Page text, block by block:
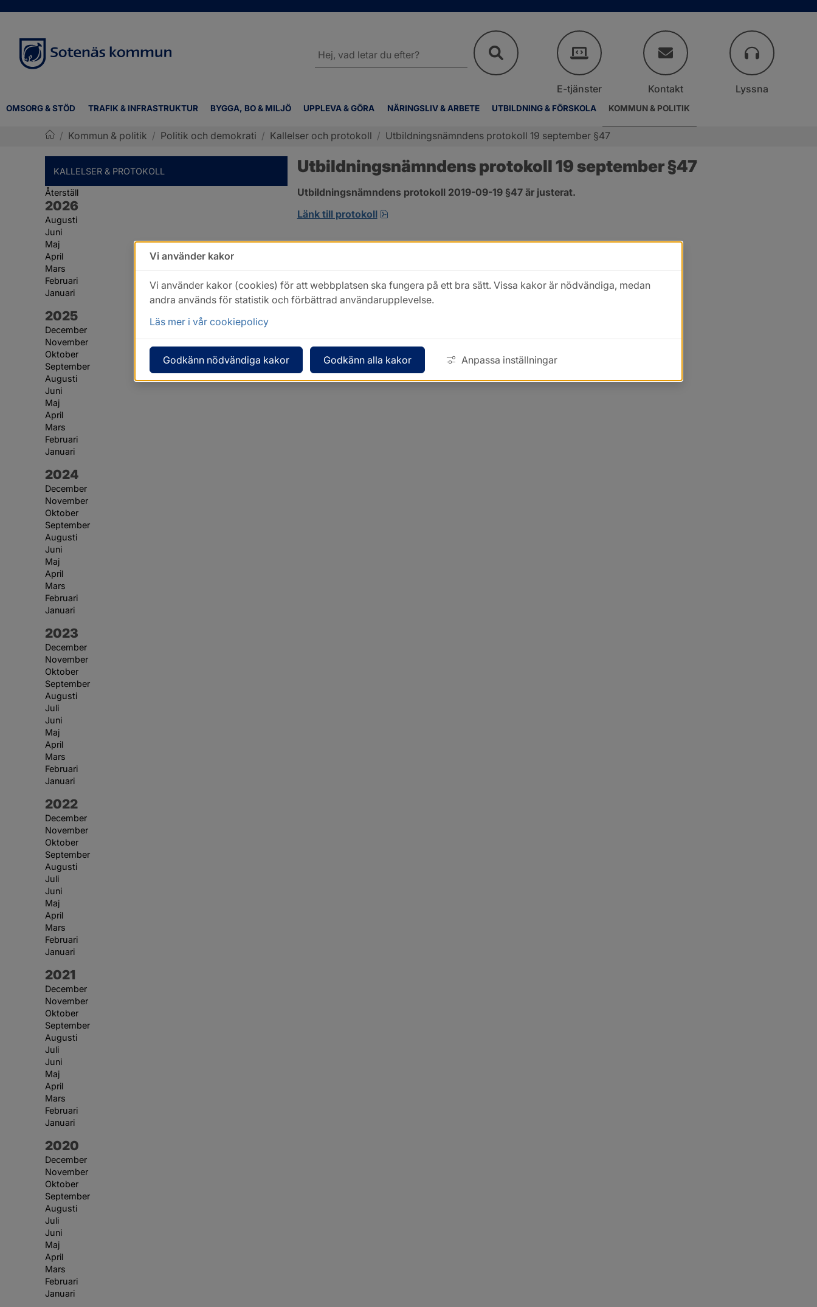
OMSORG & STÖD TRAFIK & INFRASTRUKTUR BYGGA, BO & MILJÖ UPPLEVA & GÖRA NÄRINGSLIV & ARBETE UTBILDNING & FÖRSKOLA KOMMUN & POLITIK
webbplatsen
E-tjänster Kontakt Lyssna
/ Kommun & politik / Politik och demokrati / Kallelser och protokoll / Utbildningsnämndens protokoll 19 september §47
KALLELSER & PROTOKOLL
Återställ
År:
2026
Augusti
Juni
Maj
April
Mars
Februari
Januari
År:
2025
December
November
Oktober
September
Augusti
Juni
Maj
April
Mars
Februari
Januari
År:
2024
December
November
Oktober
September
Augusti
Juni
Maj
April
Mars
Februari
Januari
År:
2023
December
November
Oktober
September
Augusti
Juli
Juni
Maj
April
Mars
Februari
Januari
År:
2022
December
November
Oktober
September
Augusti
Juli
Juni
Maj
April
Mars
Februari
Januari
År:
2021
December
November
Oktober
September
Augusti
Juli
Juni
Maj
April
Mars
Februari
Januari
År:
2020
December
November
Oktober
September
Augusti
Juli
Juni
Maj
April
Mars
Februari
Januari
Utbildningsnämndens protokoll 19 september §47
Utbildningsnämndens protokoll 2019-09-19 §47 är justerat.
Länk till protokoll
pdf, 132.2 kB, öppnas i nytt fönster.
Vi använder kakor
Vi använder kakor (cookies) för att webbplatsen ska fungera på ett bra sätt. Vissa kakor är nödvändiga, medan
andra används för statistik och förbättrad användarupplevelse.
Läs mer i vår cookiepolicy
Godkänn nödvändiga kakor Godkänn alla kakor Anpassa inställningar